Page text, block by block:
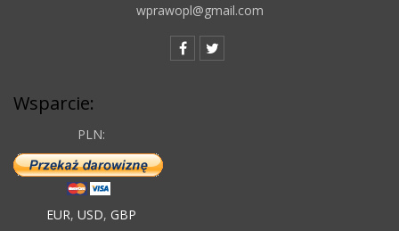
wprawopl@gmail.com
Wsparcie:
PLN:
EUR, USD, GBP